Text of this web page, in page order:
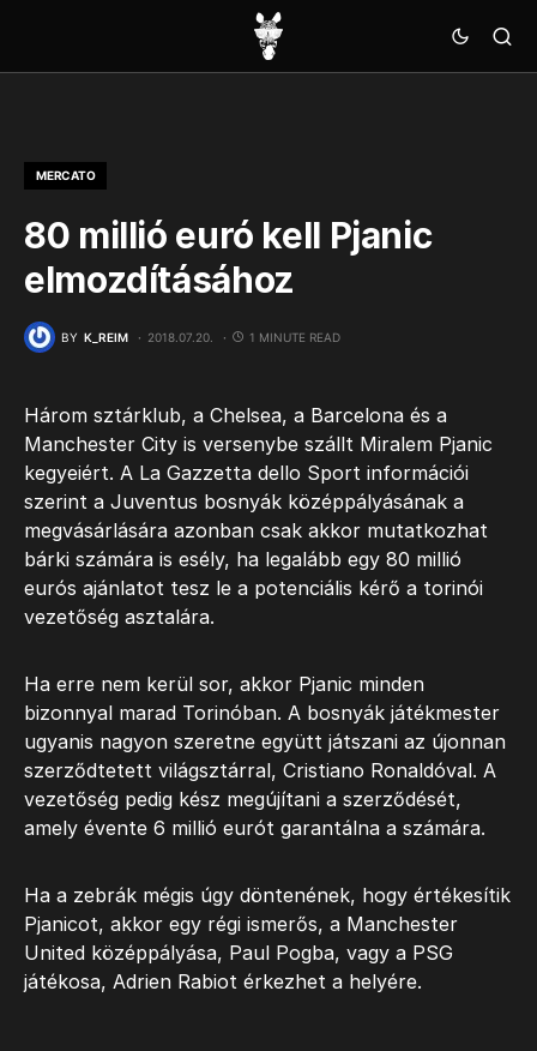
MERCATO
80 millió euró kell Pjanic
elmozdításához
BY K_REIM 2018.07.20. 1 MINUTE READ
Három sztárklub, a Chelsea, a Barcelona és a
Manchester City is versenybe szállt Miralem Pjanic
kegyeiért. A La Gazzetta dello Sport információi
szerint a Juventus bosnyák középpályásának a
megvásárlására azonban csak akkor mutatkozhat
bárki számára is esély, ha legalább egy 80 millió
eurós ajánlatot tesz le a potenciális kérő a torinói
vezetőség asztalára.
Ha erre nem kerül sor, akkor Pjanic minden
bizonnyal marad Torinóban. A bosnyák játékmester
ugyanis nagyon szeretne együtt játszani az újonnan
szerződtetett világsztárral, Cristiano Ronaldóval. A
vezetőség pedig kész megújítani a szerződését,
amely évente 6 millió eurót garantálna a számára.
Ha a zebrák mégis úgy döntenének, hogy értékesítik
Pjanicot, akkor egy régi ismerős, a Manchester
United középpályása, Paul Pogba, vagy a PSG
játékosa, Adrien Rabiot érkezhet a helyére.